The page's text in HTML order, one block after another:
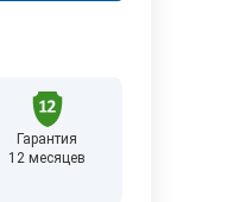
Гарантия
12 месяцев